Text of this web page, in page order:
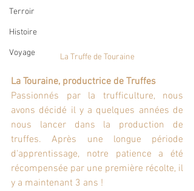
Terroir
Histoire
Voyage
La Truffe de Touraine
La Touraine, productrice de Truffes
Passionnés par la trufficulture, nous
avons décidé il y a quelques années de
nous lancer dans la production de
truffes. Après une longue période
d'apprentissage, notre patience a été
récompensée par une première récolte, il
y a maintenant 3 ans !